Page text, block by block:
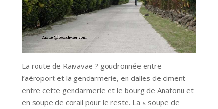
La route de Raivavae ? goudronnée entre
l’aéroport et la gendarmerie, en dalles de ciment
entre cette gendarmerie et le bourg de Anatonu et
en soupe de corail pour le reste. La « soupe de